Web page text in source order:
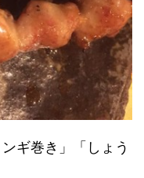
ギ巻き」「しょう